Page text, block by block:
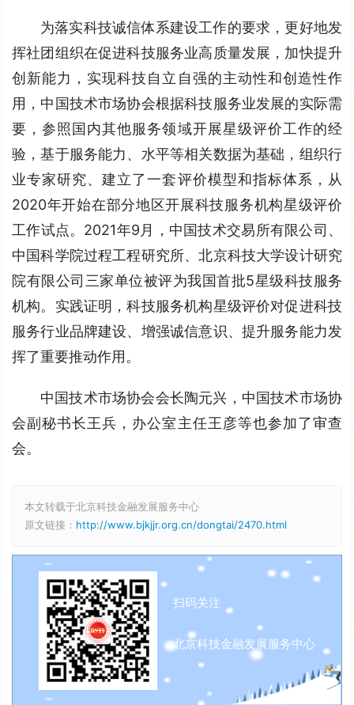
为落实科技诚信体系建设工作的要求，更好地发
挥社团组织在促进科技服务业高质量发展，加快提升
创新能力，实现科技自立自强的主动性和创造性作
用，中国技术市场协会根据科技服务业发展的实际需
要，参照国内其他服务领域开展星级评价工作的经
验，基于服务能力、水平等相关数据为基础，组织行
业专家研究、建立了一套评价模型和指标体系，从
2020年开始在部分地区开展科技服务机构星级评价
工作试点。2021年9月，中国技术交易所有限公司、
中国科学院过程工程研究所、北京科技大学设计研究
院有限公司三家单位被评为我国首批5星级科技服务
机构。实践证明，科技服务机构星级评价对促进科技
服务行业品牌建设、增强诚信意识、提升服务能力发
挥了重要推动作用。
中国技术市场协会会长陶元兴，中国技术市场协
会副秘书长王兵，办公室主任王彦等也参加了审查
会。
本文转载于北京科技金融发展服务中心
原文链接： http://www.bjkjjr.org.cn/dongtai/2470.html
扫码关注
北京科技金融发展服务中心